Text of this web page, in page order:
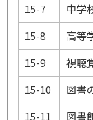
15-7
中学
15-8
高等
15-9
視聴
15-10
図書
15-11
図書